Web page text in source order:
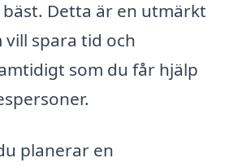
Detta är en utmärkt
spara tid och
som du får hjälp
planerar en